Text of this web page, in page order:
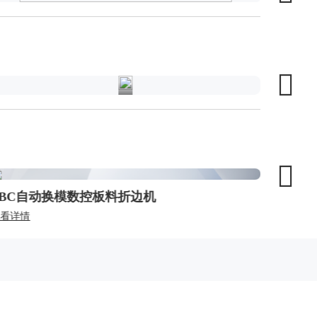
密
自动换模数控板料折边机
详情